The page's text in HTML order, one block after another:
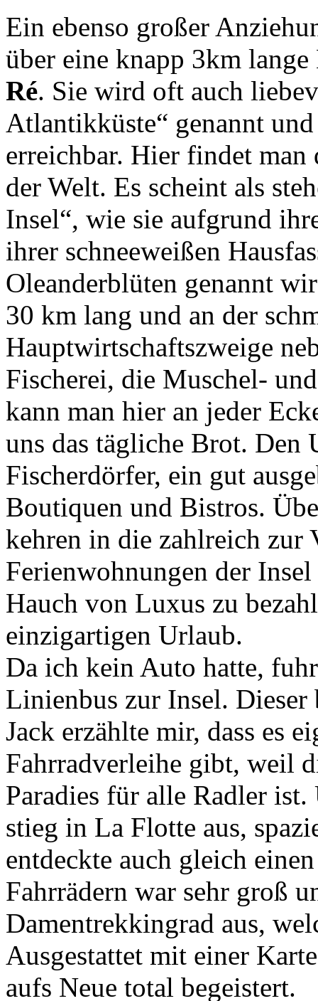
Ein ebenso großer
über eine knapp 3km
Ré. Sie wird oft auch
Atlantikküste“ genannt
erreichbar. Hier findet man
der Welt. Es scheint als
Insel“, wie sie aufgrund
ihrer schneeweißen
Oleanderblüten genannt
30 km lang und an der
Hauptwirtschaftszweige
Fischerei, die Muschel-
kann man hier an jeder
uns das tägliche Brot. Den
Fischerdörfer, ein gut
Boutiquen und Bistros.
kehren in die zahlreich zur
Ferienwohnungen der
Hauch von Luxus zu
einzigartigen Urlaub.
Da ich kein Auto hatte,
Linienbus zur Insel.
Jack erzählte mir, dass es
Fahrradverleihe gibt, weil
Paradies für alle Radler
stieg in La Flotte aus,
entdeckte auch gleich
Fahrrädern war sehr groß
Damentrekkingrad aus,
Ausgestattet mit einer
aufs Neue total begeistert.